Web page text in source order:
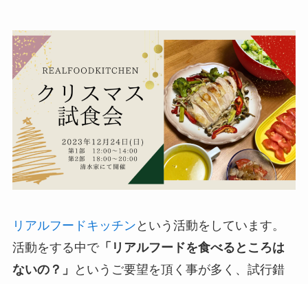
リアルフードキッチン という活動をしています。
活動をする中で「リアルフードを食べるところは
ないの？」
というご要望を頂く事が多く、試行錯